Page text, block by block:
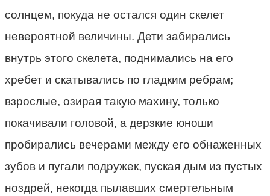
солнцем, покуда не остался один скелет
невероятной величины. Дети забирались
внутрь этого скелета, поднимались на его
хребет и скатывались по гладким ребрам;
взрослые, озирая такую махину, только
покачивали головой, а дерзкие юноши
пробирались вечерами между его обнаженных
зубов и пугали подружек, пуская дым из пустых
ноздрей, некогда пылавших смертельным